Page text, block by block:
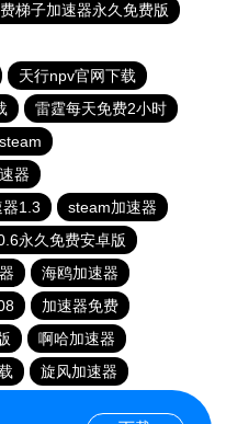
梯子加速器永久免费版
天行npv官网下载
雷霆每天免费2小时
器
器1.3
steam加速器
永久免费安卓版
海鸥加速器
加速器免费
啊哈加速器
旋风加速器